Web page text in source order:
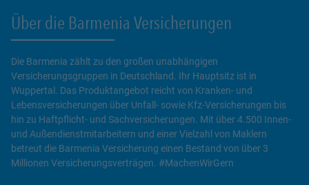
Über die Barmenia Versicherungen
Die Barmenia zählt zu den großen unabhängigen
Versicherungsgruppen in Deutschland. Ihr Hauptsitz ist in
Wuppertal. Das Produktangebot reicht von Kranken- und
Lebensversicherungen über Unfall- sowie Kfz-Versicherungen bis
hin zu Haftpflicht- und Sachversicherungen. Mit über 4.500 Innen-
und Außendienstmitarbeitern und einer Vielzahl von Maklern
betreut die Barmenia Versicherung einen Bestand von über 3
Millionen Versicherungsverträgen. #MachenWirGern